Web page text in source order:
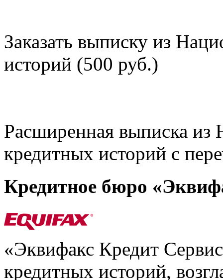
Заказать выписку из
историй (500 руб.)
Расширенная выписка из
кредитных историй с
Кредитное бюро
«Эквифакс Кредит
кредитных историй,